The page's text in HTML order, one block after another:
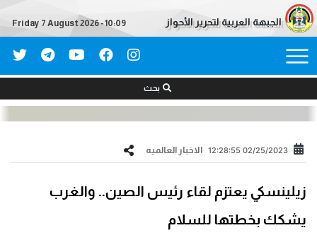
الجبهة العربية لتحرير الأحواز Friday 7 August 2026 - 10:09
بحث
02/25/2023 12:28:55 الاخبار العالمیه
زيلينسكي يعتزم لقاء رئيس الصين.. والغرب
يشكك بخطتها للسلام